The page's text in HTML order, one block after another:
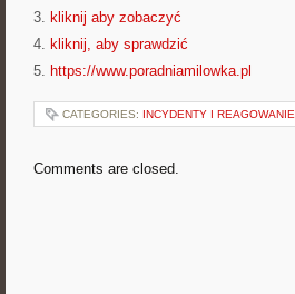
3. kliknij aby zobaczyć
4. kliknij, aby sprawdzić
5. https://www.poradniamilowka.pl
CATEGORIES: INCYDENTY I REAGOWANIE
Comments are closed.